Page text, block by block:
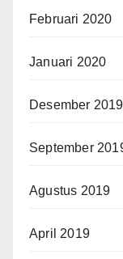
Februari 2020
Januari 2020
Desember 2019
September
Agustus 2019
April 2019